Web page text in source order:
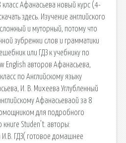
класс Афанасьева новый курс (4-
здесь. Изучение английского
и муторный, потому что
зубрежки слов и грамматики
или ГДЗ к учебнику по
English авторов Афанасьева,
по Английскому языку
И. В. Михеева Углубленный
Афанасьеваой за 8
для подробного
книге Studen't. авторы:
ГДЗ( готовое домашнее